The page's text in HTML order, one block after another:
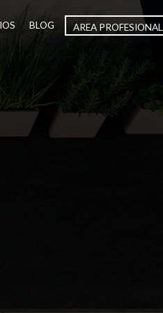
BLOG AREA PROFESIONAL